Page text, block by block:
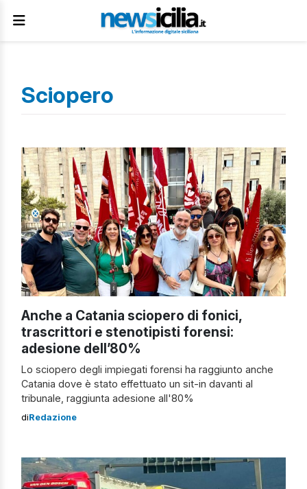
Sciopero
Anche a Catania sciopero di fonici,
trascrittori e stenotipisti forensi:
adesione dell’80%
Lo sciopero degli impiegati forensi ha raggiunto anche
Catania dove è stato effettuato un sit-in davanti al
tribunale, raggiunta adesione all'80%
diRedazione